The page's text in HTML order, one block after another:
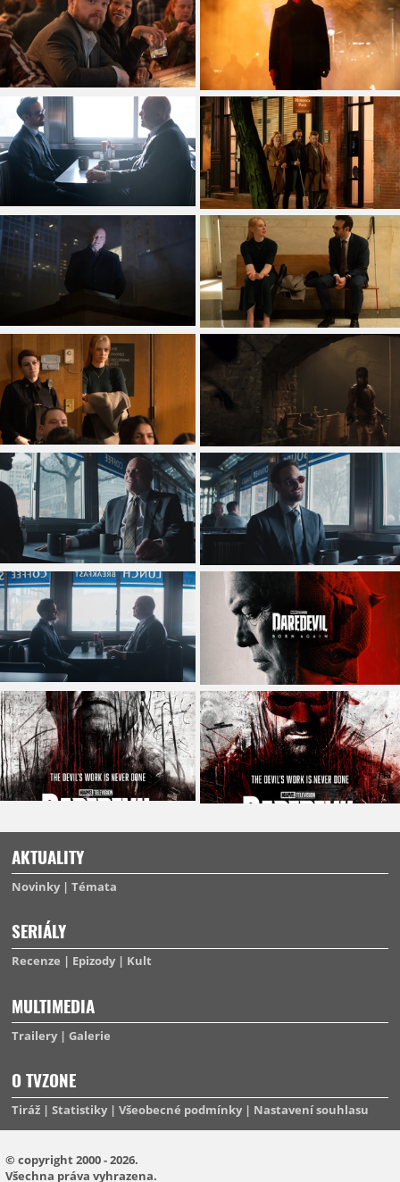
AKTUALITY
Novinky Témata
SERIÁLY
Recenze Epizody Kult
MULTIMEDIA
Trailery Galerie
O TVZONE
Tiráž Statistiky Všeobecné podmínky Nastavení souhlasu
© copyright 2000 - 2026.
Všechna práva vyhrazena.